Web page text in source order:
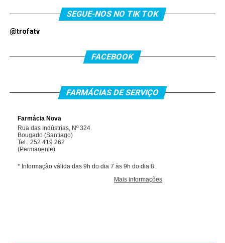
SEGUE-NOS NO TIK TOK
@trofatv
FACEBOOK
FARMÁCIAS DE SERVIÇO